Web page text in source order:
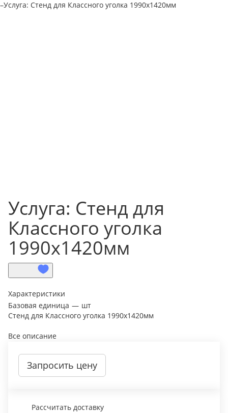
–Услуга: Стенд для Классного уголка 1990х1420мм
Услуга: Стенд для
Классного уголка
1990х1420мм
Характеристики
Базовая единица — шт
Стенд для Классного уголка 1990х1420мм
Все описание
Запросить цену
Рассчитать доставку